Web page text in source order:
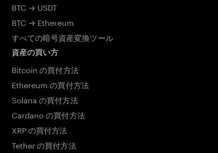
BTC → USDT
BTC → Ethereum
すべての暗号資産変換ツール
資産の買い方
Bitcoin の買付方法
Ethereum の買付方法
Solana の買付方法
Cardano の買付方法
XRP の買付方法
Tether の買付方法